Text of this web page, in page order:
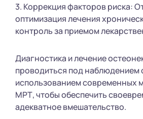
3. Коррекция факторов риска:
оптимизация лечения
контроль за приемом
Диагностика и лечение
проводиться под наблюдением
использованием современных
МРТ, чтобы обеспечить
адекватное вмешательство.